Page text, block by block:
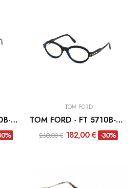
TOM FORD - FT 5770B-001
TOM FORD
TOM FORD - FT 5710B-001
260,00 € 182,00 € -30%